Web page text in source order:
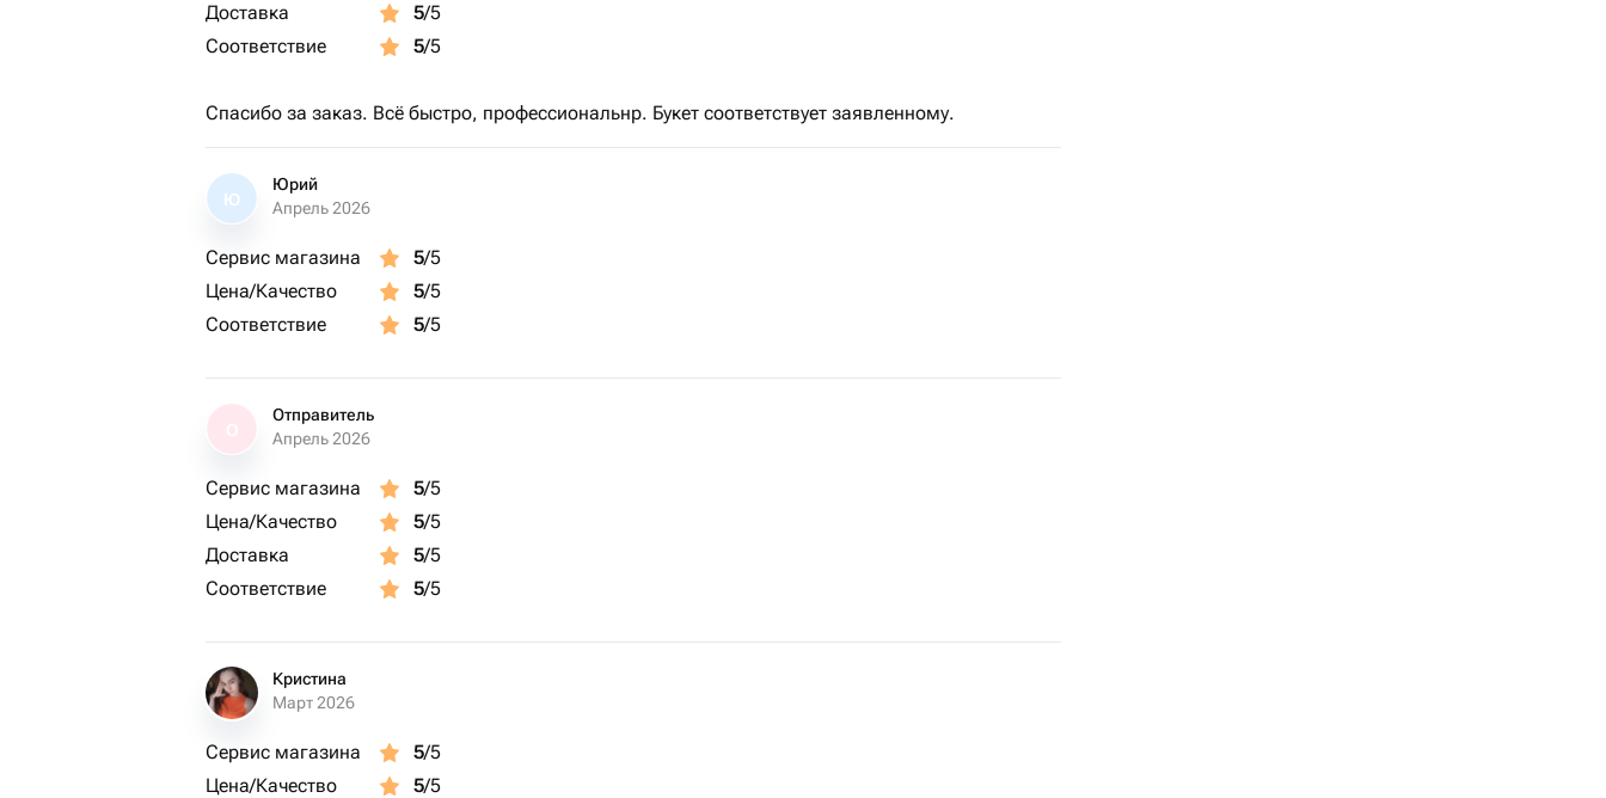
Доставка
5/5
Соответствие
5/5
Спасибо за заказ. Всё быстро, профессиональнр. Букет соответствует заявленному.
Ю
Юрий
Апрель 2026
Сервис магазина 5/5
Цена/Качество
5/5
Соответствие
5/5
Отправитель
Апрель 2026
Сервис магазина 5/5
Цена/Качество
5/5
Доставка
5/5
Соответствие
5/5
Кристина
Март 2026
Сервис магазина 5/5
Цена/Качество
5/5